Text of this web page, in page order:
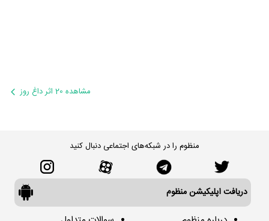
مشاهده 20 اثر داغ روز
منظوم را در شبکه‌های اجتماعی دنبال کنید
دریافت اپلیکیشن منظوم